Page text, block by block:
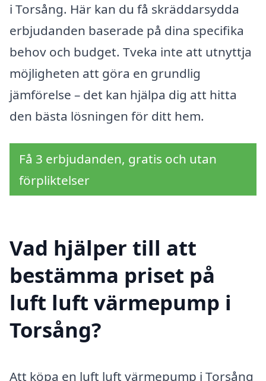
i Torsång. Här kan du få skräddarsydda
erbjudanden baserade på dina specifika
behov och budget. Tveka inte att utnyttja
möjligheten att göra en grundlig
jämförelse – det kan hjälpa dig att hitta
den bästa lösningen för ditt hem.
Få 3 erbjudanden, gratis och utan
förpliktelser
Vad hjälper till att
bestämma priset på
luft luft värmepump i
Torsång?
Att köpa en luft luft värmepump i Torsång